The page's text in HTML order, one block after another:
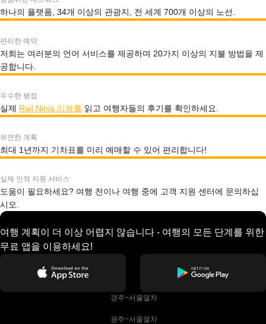
하나의 플랫폼, 34개 이상의 관광지, 전 세계 700개 이상의 노선.
편리한 예약
저희는 여러분의 언어 서비스를 제공하며 20가지 이상의 지불 방법을 제
공합니다.
우수한 평점
실제 Rail Ninja 리뷰를 읽고 여행자들의 후기를 확인하세요.
유연한 계획
최대 1년까지 기차표를 미리 예매할 수 있어 편리합니다!
실제 인적 지원 서비스
도움이 필요하세요? 여행 전이나 여행 중에 고객 지원 센터에 문의하십
시오.
여행 계획이 더 이상 어렵지 않습니다 - 여행의 모든 단계를 위한
무료 앱을 이용하세요!
경주~서울열차
광주~서울열차